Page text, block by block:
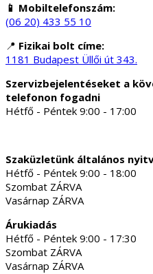
📱 Mobiltelefonszám:
(06 20) 433 55 10
📍 Fizikai bolt címe:
1181 Budapest Üllői út 343.
Szervizbejelentéseket a
telefonon fogadni
Hétfő - Péntek 9:00 - 17:00
Szaküzletünk általános
Hétfő - Péntek 9:00 - 18:00
Szombat ZÁRVA
Vasárnap ZÁRVA
Árukiadás
Hétfő - Péntek 9:00 - 17:30
Szombat ZÁRVA
Vasárnap ZÁRVA